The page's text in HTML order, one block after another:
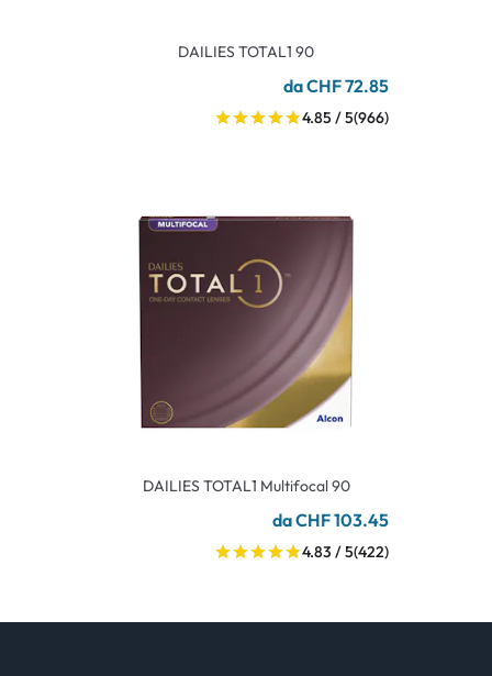
DAILIES TOTAL1 90
da CHF 72.85
4.85 / 5(966)
DAILIES TOTAL1 Multifocal 90
da CHF 103.45
4.83 / 5(422)